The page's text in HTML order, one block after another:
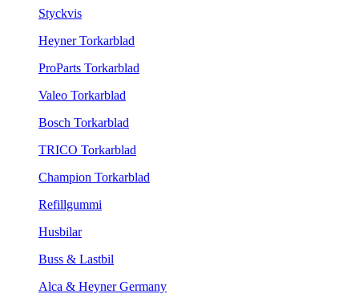
Styckvis
Heyner Torkarblad
ProParts Torkarblad
Valeo Torkarblad
Bosch Torkarblad
TRICO Torkarblad
Champion Torkarblad
Refillgummi
Husbilar
Buss & Lastbil
Alca & Heyner Germany